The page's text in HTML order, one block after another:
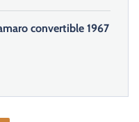
convertible 1967